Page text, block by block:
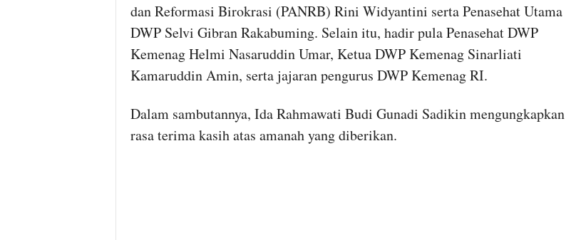
dan Reformasi Birokrasi (PANRB) Rini Widyantini serta Penasehat Utama
DWP Selvi Gibran Rakabuming. Selain itu, hadir pula Penasehat DWP
Kemenag Helmi Nasaruddin Umar, Ketua DWP Kemenag Sinarliati
Kamaruddin Amin, serta jajaran pengurus DWP Kemenag RI.
Dalam sambutannya, Ida Rahmawati Budi Gunadi Sadikin mengungkapkan
rasa terima kasih atas amanah yang diberikan.